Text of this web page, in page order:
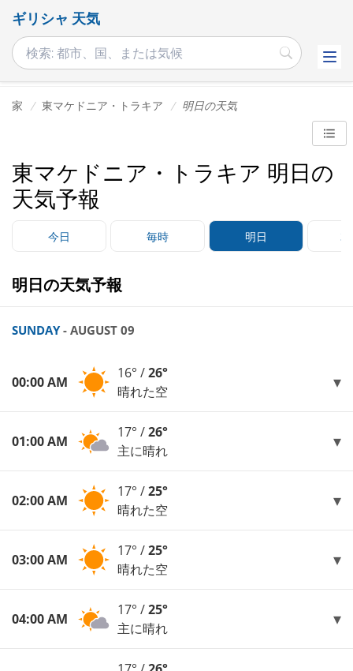
ギリシャ 天気
家 東マケドニア・トラキア 明日の天気
東マケドニア・トラキア 明日の
天気予報
今日 毎時 明日 3
明日の天気予報
SUNDAY- AUGUST 09
00:00 AM
16° /26°
晴れた空
01:00 AM
17° /26°
主に晴れ
02:00 AM
17° /25°
晴れた空
03:00 AM
17° /25°
晴れた空
04:00 AM
17° /25°
主に晴れ